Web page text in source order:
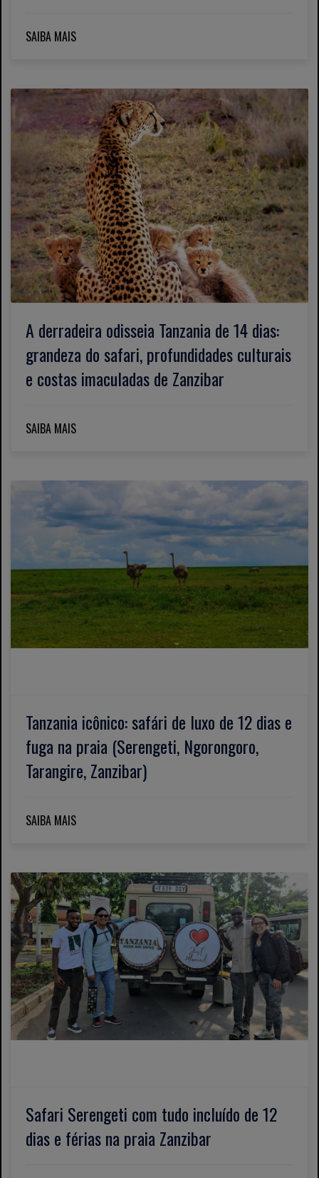
SAIBA MAIS
A derradeira odisseia Tanzania de 14 dias:
grandeza do safari, profundidades culturais
e costas imaculadas de Zanzibar
SAIBA MAIS
Tanzania icônico: safári de luxo de 12 dias e
fuga na praia (Serengeti, Ngorongoro,
Tarangire, Zanzibar)
SAIBA MAIS
Safari Serengeti com tudo incluído de 12
dias e férias na praia Zanzibar